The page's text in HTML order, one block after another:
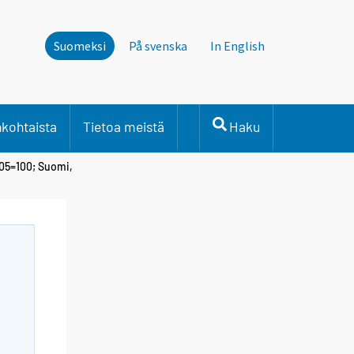
Suomeksi På svenska In English
Tietoa meistä Haku
Suomi,